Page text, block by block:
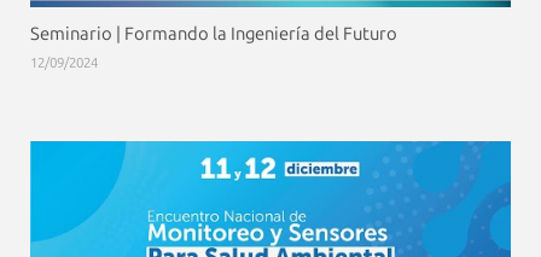
Seminario | Formando la Ingeniería del Futuro
12/09/2024